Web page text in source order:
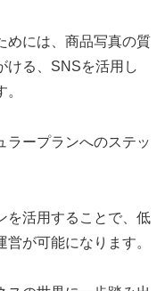
めには、商品写真の質
ける、SNSを活用し
ラープランへのステッ
を活用することで、低
が可能になります。